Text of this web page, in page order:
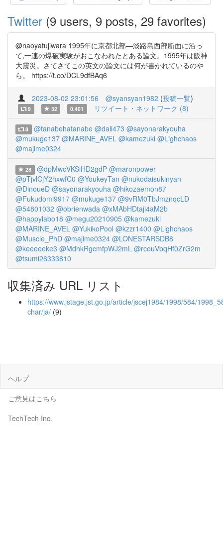
Twitter (9 users, 9 posts, 29 favorites)
@naoyafujiwara 1995年に京都北部―淡路島西部断面に沿っ
て,一連の爆破実験がおこなわれたとある論文。1995年は阪神
大震災。さてさてこの英文の論文には何が書かれているのや
ら。 https://t.co/DCL9dfBAq6
2023-08-02 23:01:56 @syansyan1982 (投稿一覧)
9 32 0.401 リツイート・ネットワーク (8)
8 @tanabehatanabe @dali473 @sayonarakyouha
@mukuge137 @MARINE_AVEL @kamezuki @Lighchaos
@majime0324
28 @dpMwcVKSiHD2gdP @maronpower
@pTjvlCjY2hxwfC0 @YoukeyTan @nukodaisukinyan
@DinoueD @sayonarakyouha @hikozaemon87
@Fukudomi9917 @mukuge137 @9vRM0TbJmznqcLD
@54801032 @obrienwada @xMAbHDtaji4aM2b
@happylabo18 @megu20210905 @kamezuki
@MARINE_AVEL @YukikoPool @kzzr1400 @Lighchaos
@Muscle_PhD @majime0324 @LONESTARSDB8
@keeeeeke3 @MdhkRgcmfpWJ2mL @rcouVbqHf0ZrG2m
@tsumi26333810
収集済み URL リスト
https://www.jstage.jst.go.jp/article/jscej1984/1998/584/
char/ja/ (9)
ヘルプ
ご意見はこちら
TechTech Inc.